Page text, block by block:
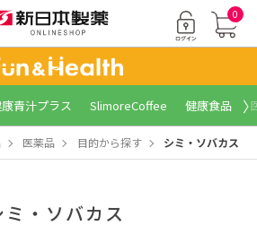
0
青汁プラス SlimoreCoffee 健康食品 〉
医薬品 目的から探す シミ・ソバカス
ミ・ソバカス